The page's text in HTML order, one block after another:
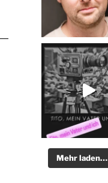
Mehr laden…